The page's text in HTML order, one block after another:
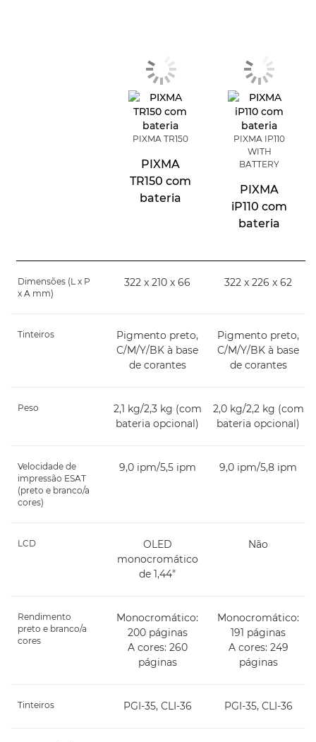
PIXMA TR150
PIXMA
TR150 com
bateria
PIXMA IP110
WITH
BATTERY
PIXMA
iP110 com
bateria
Dimensões (L x P
x A mm)
322 x 210 x 66 322 x 226 x 62
Tinteiros
Pigmento preto,
C/M/Y/BK à base
de corantes
Pigmento preto,
C/M/Y/BK à base
de corantes
Peso
2,1 kg/2,3 kg (com
bateria opcional)
2,0 kg/2,2 kg (com
bateria opcional)
Velocidade de
impressão ESAT
(preto e branco/a
cores)
9,0 ipm/5,5 ipm 9,0 ipm/5,8 ipm
LCD
OLED
monocromático
de 1,44"
Não
Rendimento
preto e branco/a
cores
Monocromático:
200 páginas
A cores: 260
páginas
Monocromático:
191 páginas
A cores: 249
páginas
Tinteiros PGI-35, CLI-36 PGI-35, CLI-36